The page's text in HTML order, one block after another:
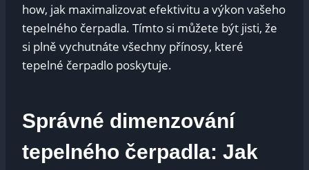
how, jak maximalizovat efektivitu a výkon vašeho
tepelného čerpadla. Tímto si můžete být jisti, že
si plně vychutnáte všechny přínosy, které
tepelné čerpadlo poskytuje.
Správné dimenzování
tepelného čerpadla: Jak